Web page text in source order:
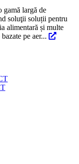
largă de
soluţii soluții pentru
alimentară și multe
pe aer...